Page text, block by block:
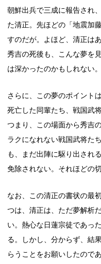
朝鮮出兵で三成に報告され
た清正。先ほどの「地震加
すのだが。よほど、清正は
秀吉の死後も、こんな夢を
は深かったのかもしれない。
さらに、この夢のポイント
死亡した同輩たち、戦国武
つまり、この場面から秀吉
ラクになれない戦国武将た
も、まだ出陣に駆り出され
免除されない。それほどの
なお、この清正の書状の最
つは、清正は、ただ夢解析
い。熱心な日蓮宗徒であっ
る。しかし、分からず、結
らうことをお願いしたので